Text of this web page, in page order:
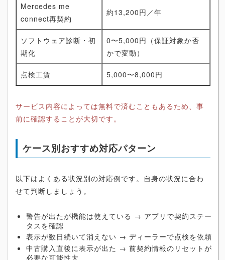
Mercedes me
connect再契約
約13,200円／年
ソフトウェア診断・初
期化
0〜5,000円（保証対象か否
かで変動）
点検工賃 5,000〜8,000円
サービス内容によっては無料で済むこともあるため、事
前に確認することが大切です。
ケース別おすすめ対応パターン
以下はよくある状況別の対応例です。自身の状況に合わ
せて判断しましょう。
警告が出たが機能は使えている → アプリで契約ステー
タスを確認
表示が数日続いて消えない → ディーラーで点検を依頼
中古購入直後に表示が出た → 前契約情報のリセットが
必要な可能性大